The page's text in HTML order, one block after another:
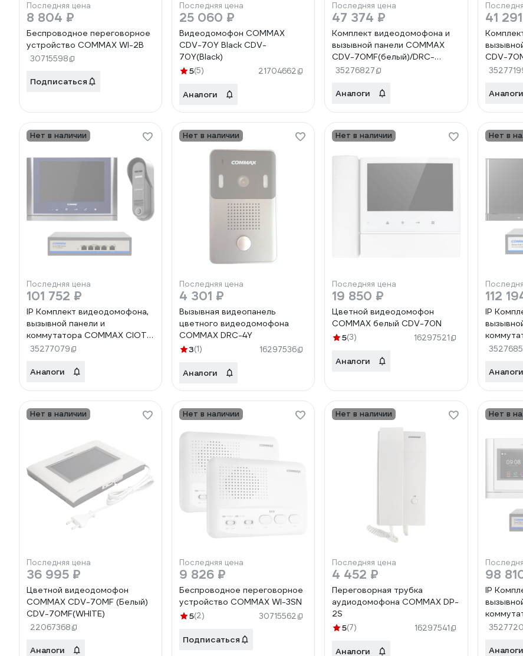
Последняя цена
8 804 ₽
Беспроводное переговорное
устройство COMMAX WI-2B
30715598
Подписаться
Последняя цена
25 060 ₽
Видеодомофон COMMAX
CDV-70Y Black CDV-
70Y(Black)
5(5) 21704662
Аналоги
Последняя цена
47 374 ₽
Комплект видеодомофона и
вызывной панели COMMAX
CDV-70MF(белый)/DRC-
4PIP(черная)
35276827
Аналоги
41
CDV-
Аналоги
Нет в наличии
Последняя цена
101 752 ₽
IP Комплект видеодомофона,
вызывной панели и
коммутатора COMMAX CIOT-
1020MSilver+Blue/D20P/H4L2
D20P/CIOT-H4L2
35277079
Аналоги
Нет в наличии
Последняя цена
4 301 ₽
Вызывная видеопанель
цветного видеодомофона
COMMAX DRC-4Y
3(1) 16297536
Аналоги
Нет в наличии
Последняя цена
19 850 ₽
Цветной видеодомофон
COMMAX белый CDV-70N
5(3) 16297521
Аналоги
Нет в
112
IP
1000Y/
Аналоги
Нет в наличии
Последняя цена
36 995 ₽
Цветной видеодомофон
COMMAX CDV-70MF (Белый)
CDV-70MF(WHITE)
22067368
Аналоги
Нет в наличии
Последняя цена
9 826 ₽
Беспроводное переговорное
устройство COMMAX WI-3SN
5(2) 30715562
Подписаться
Нет в наличии
Последняя цена
4 452 ₽
Переговорная трубка
аудиодомофона COMMAX DP-
2S
5(7) 16297541
Аналоги
Нет в
98
IP
D21M/
Аналоги